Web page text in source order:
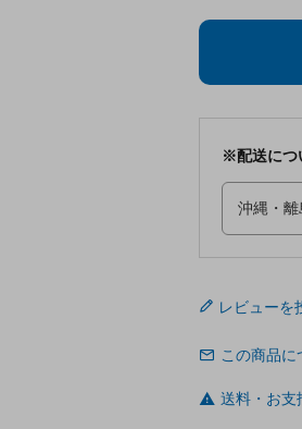
※配送につ
レビューを
この商品
送料・お支